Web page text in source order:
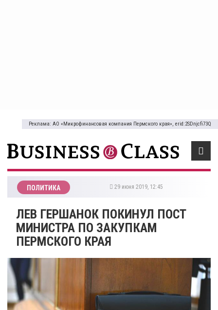
Реклама: АО «Микрофинансовая компания Пермского края», erid:2SDnjcfi73Q
ПОЛИТИКА 29 июня 2019, 12:45
ЛЕВ ГЕРШАНОК ПОКИНУЛ ПОСТ
МИНИСТРА ПО ЗАКУПКАМ
ПЕРМСКОГО КРАЯ